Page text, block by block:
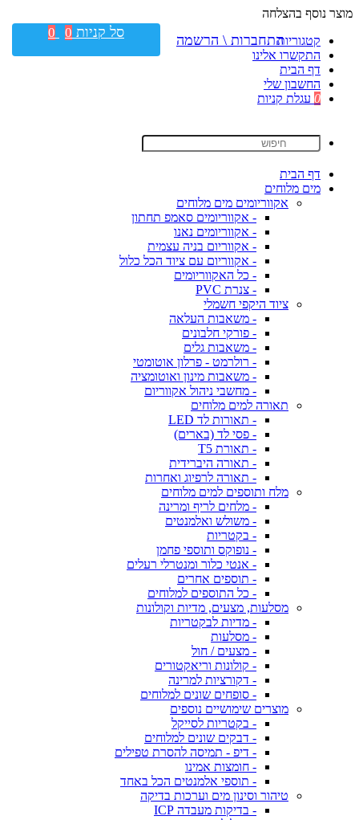
מוצר נוסף בהצלחה
קטגוריות
התקשרו אלינו
דף הבית
החשבון שלי
0 עגלת קניות
דף הבית
מים מלוחים
אקווריומים מים מלוחים
- אקווריומים סאמפ תחתון
- אקווריומים נאנו
- אקווריום בניה עצמית
- אקווריום עם ציוד הכל כלול
- כל האקווריומים
- צנרת PVC
ציוד היקפי חשמלי
- משאבות העלאה
- פורקי חלבונים
- משאבות גלים
- רולרמט - פרלון אוטומטי
- משאבות מינון ואוטומציה
- מחשבי ניהול אקווריום
תאורה למים מלוחים
- תאורות לד LED
- פסי לד (בארים)
- תאורת T5
- תאורה היברידית
- תאורה לרפיוג ואחרות
מלח ותוספים למים מלוחים
- מלחים לריף ומרינה
- משולש ואלמנטים
- בקטריות
- נופוקס ותוספי פחמן
- אנטי כלור ומנטרלי רעלים
- תוספים אחרים
- כל התוספים למלוחים
מסלעות, מצעים, מדיות וקולונות
- מדיות לבקטריות
- מסלעות
- מצעים / חול
- קולונות וריאקטורים
- דקורציות למרינה
- סופחים שונים למלוחים
מוצרים שימושיים נוספים
- בקטריות לסייקל
- דבקים שונים למלוחים
- דיפ - תמיסה להסרת טפילים
- חומצות אמינו
- תוספי אלמנטים הכל באחד
טיהור וסינון מים וערכות בדיקה
- בדיקות מעבדה ICP
התחברות \ הרשמה סל קניות 0
0